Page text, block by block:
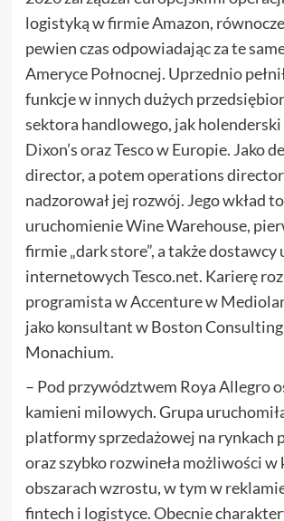
logistyką w firmie Amazon,
pewien czas odpowiadając za te
Ameryce Połnocnej. Uprzednio
funkcje w innych dużych
sektora handlowego, jak
Dixon’s oraz Tesco w Europie. Jako
director, a potem operations director
nadzorował jej rozwój. Jego wkład
uruchomienie Wine Warehouse,
firmie „dark store”, a także dostawcy
internetowych Tesco.net. Karierę
programista w Accenture w
jako konsultant w Boston
Monachium.
– Pod przywództwem Roya Allegro
kamieni milowych. Grupa
platformy sprzedażowej na rynkach
oraz szybko rozwineła możliwości w
obszarach wzrostu, w tym w
fintech i logistyce. Obecnie